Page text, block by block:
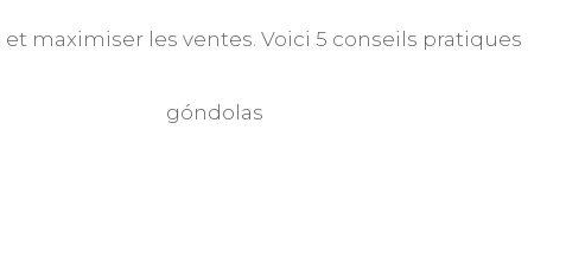
maximiser les ventes. Voici 5 conseils pratiques